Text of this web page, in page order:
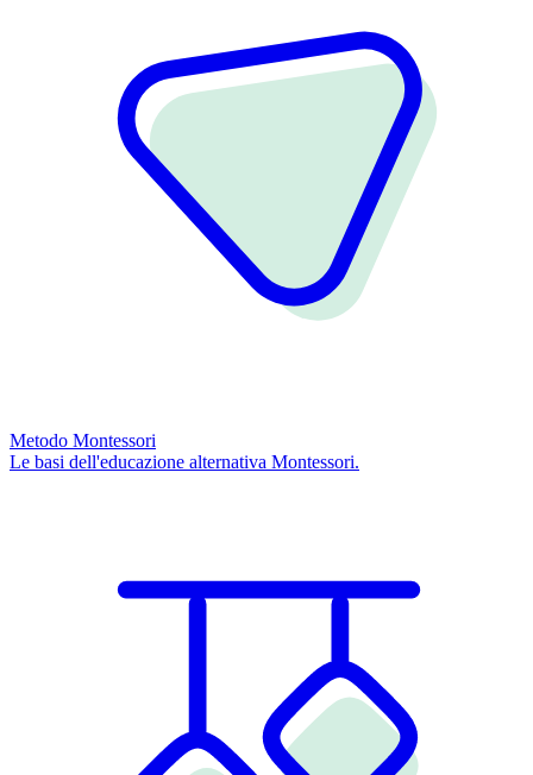
Metodo Montessori
Le basi dell'educazione alternativa Montessori.